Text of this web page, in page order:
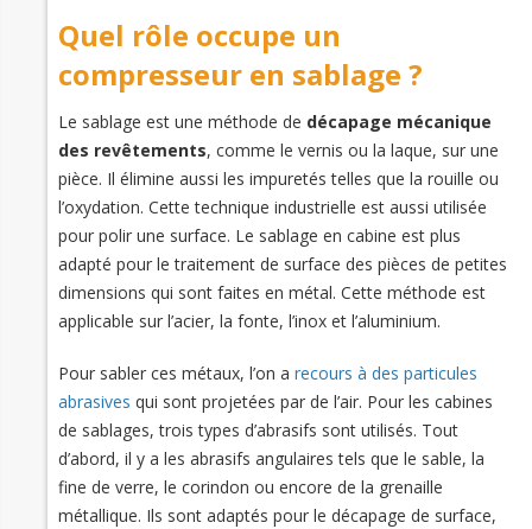
Quel rôle occupe un
compresseur en sablage ?
Le sablage est une méthode de décapage mécanique
des revêtements, comme le vernis ou la laque, sur une
pièce. Il élimine aussi les impuretés telles que la rouille ou
l’oxydation. Cette technique industrielle est aussi utilisée
pour polir une surface. Le sablage en cabine est plus
adapté pour le traitement de surface des pièces de petites
dimensions qui sont faites en métal. Cette méthode est
applicable sur l’acier, la fonte, l’inox et l’aluminium.
Pour sabler ces métaux, l’on a recours à des particules
abrasives qui sont projetées par de l’air. Pour les cabines
de sablages, trois types d’abrasifs sont utilisés. Tout
d’abord, il y a les abrasifs angulaires tels que le sable, la
fine de verre, le corindon ou encore de la grenaille
métallique. Ils sont adaptés pour le décapage de surface,